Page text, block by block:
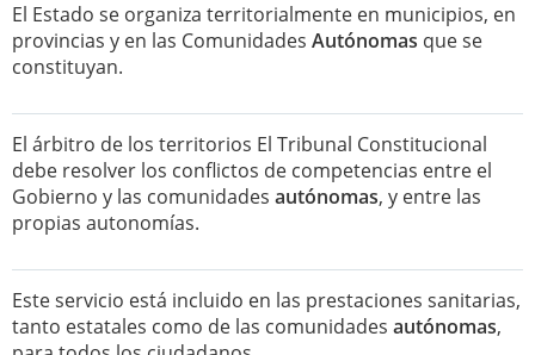
El Estado se organiza territorialmente en municipios, en
provincias y en las Comunidades Autónomas que se
constituyan.
El árbitro de los territorios El Tribunal Constitucional
debe resolver los conflictos de competencias entre el
Gobierno y las comunidades autónomas, y entre las
propias autonomías.
Este servicio está incluido en las prestaciones sanitarias,
tanto estatales como de las comunidades autónomas,